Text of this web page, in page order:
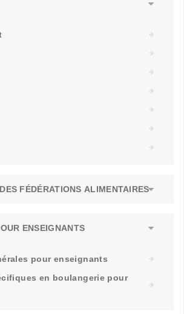
FÉDÉRATIONS ALIMENTAIRES
ENSEIGNANTS
pour enseignants
en boulangerie pour